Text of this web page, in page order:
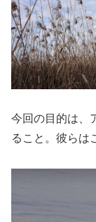
今回の目的は、
ること。彼らは